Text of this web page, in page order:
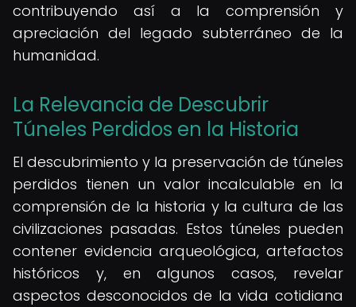
contribuyendo así a la comprensión y
apreciación del legado subterráneo de la
humanidad.
La Relevancia de Descubrir
Túneles Perdidos en la Historia
El descubrimiento y la preservación de túneles
perdidos tienen un valor incalculable en la
comprensión de la historia y la cultura de las
civilizaciones pasadas. Estos túneles pueden
contener evidencia arqueológica, artefactos
históricos y, en algunos casos, revelar
aspectos desconocidos de la vida cotidiana